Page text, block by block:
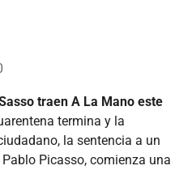
traen A La Mano este
termina y la
la sentencia a un
Picasso, comienza una